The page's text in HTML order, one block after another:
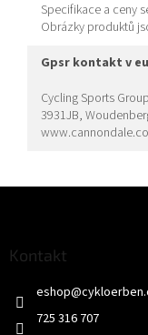
Specifikace a ceny
Obrázky produktů
gpsr kontakt v eu
Cycling Sports
3931JB,
Kontakt
eshop@
725 316 707